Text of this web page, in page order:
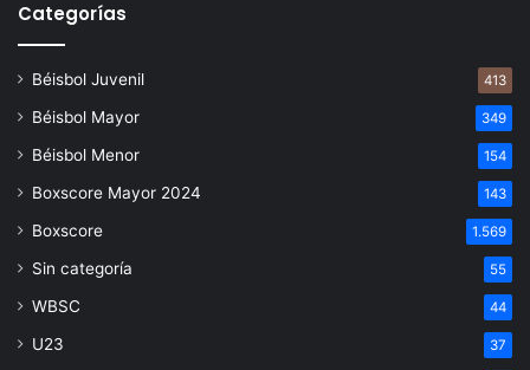
Categorías
Béisbol Juvenil 413
Béisbol Mayor 349
Béisbol Menor 154
Boxscore Mayor 2024 143
Boxscore 1.569
Sin categoría 55
WBSC 44
U23 37